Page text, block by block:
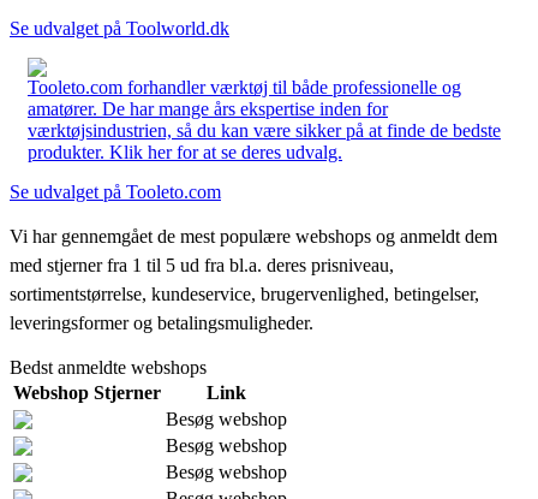
Se udvalget på Toolworld.dk
Tooleto.com forhandler værktøj til både professionelle og
amatører. De har mange års ekspertise inden for
værktøjsindustrien, så du kan være sikker på at finde de bedste
produkter. Klik her for at se deres udvalg.
Se udvalget på Tooleto.com
Vi har gennemgået de mest populære webshops og anmeldt dem
med stjerner fra 1 til 5 ud fra bl.a. deres prisniveau,
sortimentstørrelse, kundeservice, brugervenlighed, betingelser,
leveringsformer og betalingsmuligheder.
Bedst anmeldte webshops
Webshop Stjerner
Link
Besøg webshop
Besøg webshop
Besøg webshop